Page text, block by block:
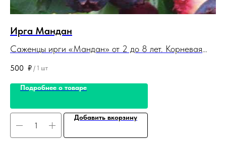
Ирга Мандан
Саженцы ирги «Мандан» от 2 до 8 лет. Корневая
500 ₽ / 1 шт
Подробнее о товаре
Добавить вкорзину